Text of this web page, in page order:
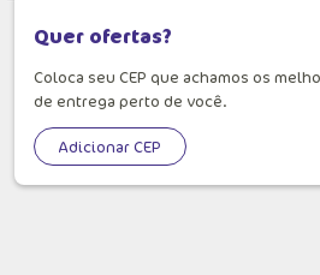
Quer ofertas?
Coloca seu CEP que achamos os
de entrega perto de você.
Adicionar CEP